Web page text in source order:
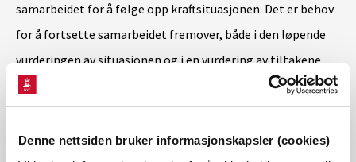
Denne nettsiden bruker informasjonskapsler (cookies)
samarbeidet for å følge opp kraftsituasjonen. Det er behov
for å fortsette samarbeidet fremover, både i den løpende
vurderingen av situasjonen og i en vurdering av tiltakene.
På bakgrunn av dette sendte NVE et brev til Statnett den
13.juni der de varsles om mulig vedtak om å utrede